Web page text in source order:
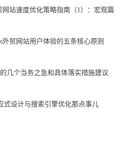
网站速度优化策略指南（1）：宏观篇
外贸网站用户体验的五条核心原则
几个当务之急和具体落实措施建议
式设计与搜索引擎优化那点事儿